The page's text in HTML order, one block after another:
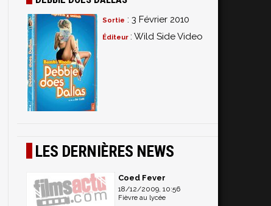
Sortie : 3 Février 2010
Éditeur : Wild Side Video
LES DERNIÈRES NEWS
Coed Fever
18/12/2009, 10:56
Fièvre au lycée